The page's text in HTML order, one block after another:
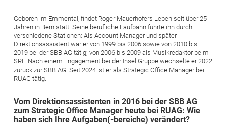
Geboren im Emmental, findet Roger Mauerhofers Leben seit über 25
Jahren in Bern statt. Seine berufliche Laufbahn führte ihn durch
verschiedene Stationen: Als Account Manager und später
Direktionsassistent war er von 1999 bis 2006 sowie von 2010 bis
2019 bei der SBB AG tätig; von 2006 bis 2009 als Musikredaktor beim
SRF. Nach einem Engagement bei der Insel Gruppe wechselte er 2022
zurück zur SBB AG. Seit 2024 ist er als Strategic Office Manager bei
RUAG tätig.
Vom Direktionsassistenten in 2016 bei der SBB AG
zum Strategic Office Manager heute bei RUAG: Wie
haben sich Ihre Aufgaben(-bereiche) verändert?